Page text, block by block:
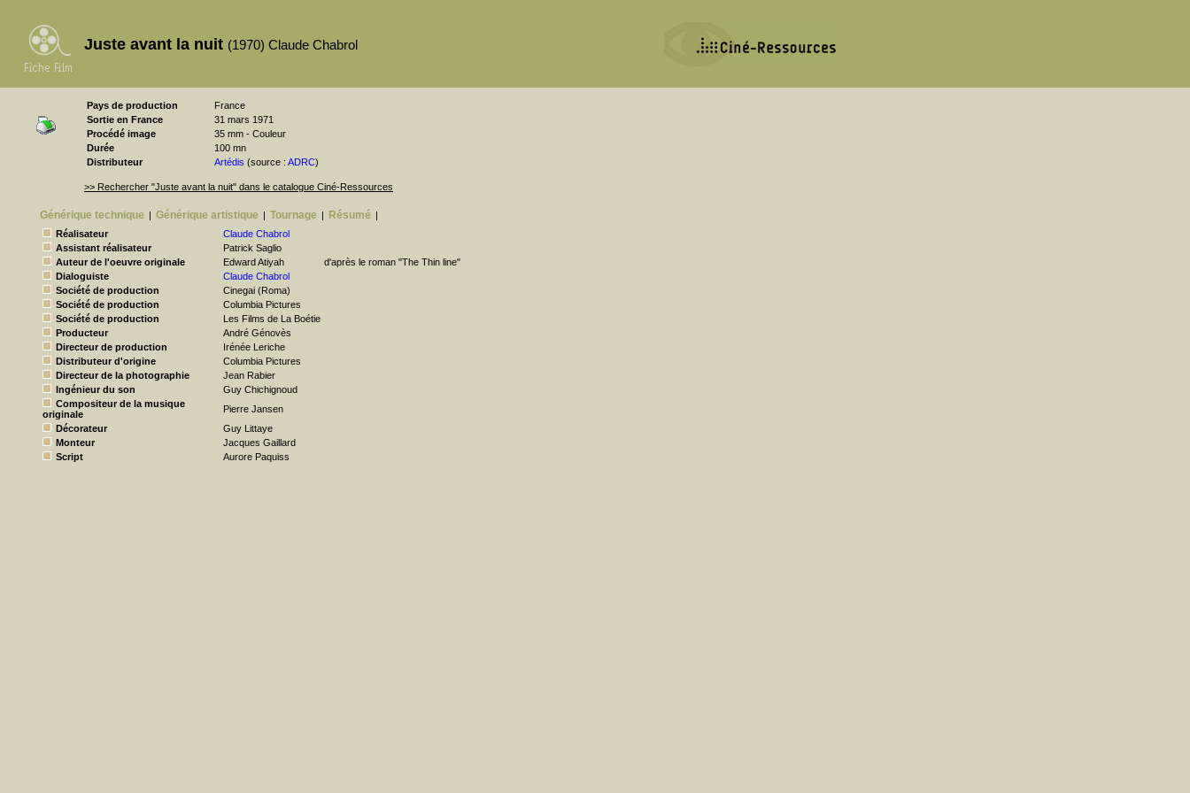
Juste avant la nuit (1970) Claude Chabrol
Pays de production
France
Sortie en France
31 mars 1971
Procédé image
35 mm - Couleur
Durée
100 mn
Distributeur
Artédis (source : ADRC)
>> Rechercher "Juste avant la nuit" dans le catalogue Ciné-Ressources
Générique technique | Générique artistique | Tournage | Résumé |
Réalisateur
Claude Chabrol
Assistant réalisateur
Patrick Saglio
Auteur de l'oeuvre originale
Edward Atiyah
d'après le roman "The Thin line"
Dialoguiste
Claude Chabrol
Société de production
Cinegai (Roma)
Société de production
Columbia Pictures
Société de production
Les Films de La Boétie
Producteur
André Génovès
Directeur de production
Irénée Leriche
Distributeur d'origine
Columbia Pictures
Directeur de la photographie
Jean Rabier
Ingénieur du son
Guy Chichignoud
Compositeur de la musique
originale
Pierre Jansen
Décorateur
Guy Littaye
Monteur
Jacques Gaillard
Script
Aurore Paquiss